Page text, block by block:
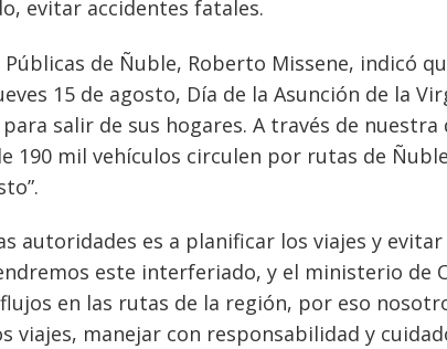
evitar accidentes fatales.
Públicas de Ñuble, Roberto Missene, indicó
15 de agosto, Día de la Asunción de la
salir de sus hogares. A través de nuestra
190 mil vehículos circulen por rutas de
autoridades es a planificar los viajes y
este interferiado, y el ministerio de
en las rutas de la región, por eso
viajes, manejar con responsabilidad y